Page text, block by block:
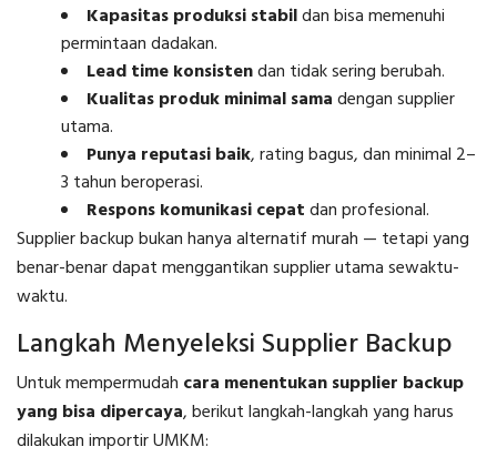
Kapasitas produksi stabildan bisa memenuhi
permintaan dadakan.
Lead time konsistendan tidak sering berubah.
Kualitas produk minimal samadengan supplier
utama.
Punya reputasi baik, rating bagus, dan minimal 2–
3 tahun beroperasi.
Respons komunikasi cepatdan profesional.
Supplier backup bukan hanya alternatif murah — tetapi yang
benar-benar dapat menggantikan supplier utama sewaktu-
waktu.
Langkah Menyeleksi Supplier Backup
Untuk mempermudah cara menentukan supplier backup
yang bisa dipercaya, berikut langkah-langkah yang harus
dilakukan importir UMKM: